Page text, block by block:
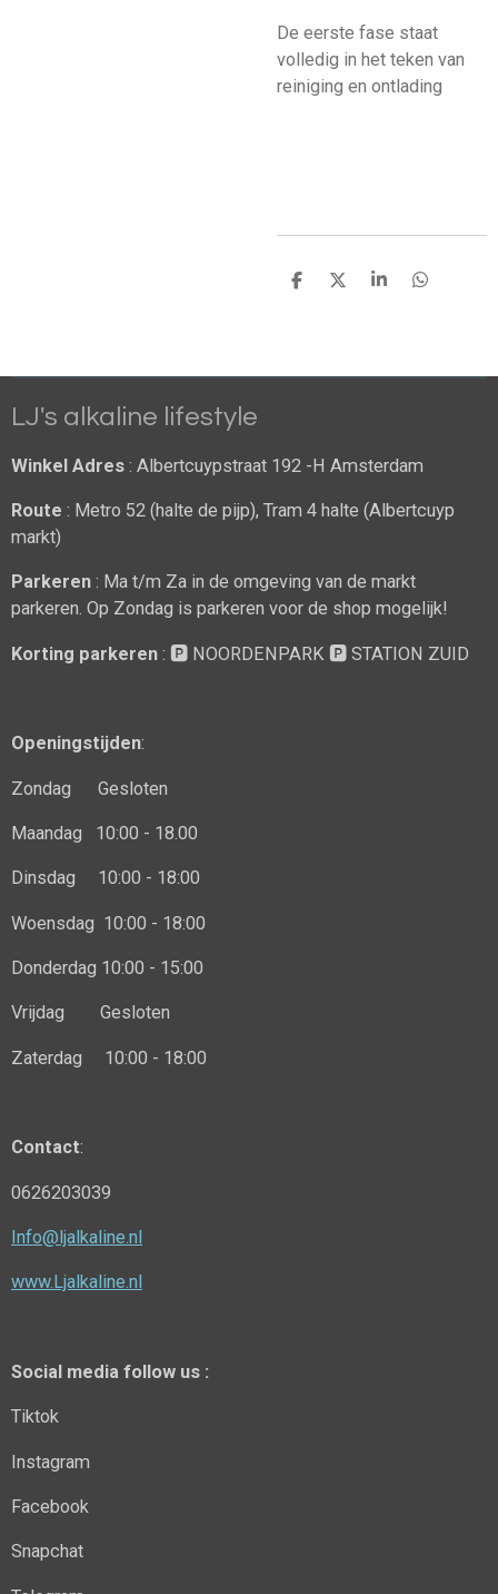
De eerste fase staat
volledig in het teken van
reiniging en ontlading
D
D
S
D
LJ's alkaline lifestyle
Winkel Adres : Albertcuypstraat 192 -H Amsterdam
Route : Metro 52 (halte de pijp), Tram 4 halte (Albertcuyp
markt)
Parkeren : Ma t/m Za in de omgeving van de markt
parkeren. Op Zondag is parkeren voor de shop mogelijk!
Korting parkeren : 🅿️ NOORDENPARK 🅿️ STATION ZUID
Openingstijden:
Zondag Gesloten
Maandag 10:00 - 18.00
Dinsdag 10:00 - 18:00
Woensdag 10:00 - 18:00
Donderdag 10:00 - 15:00
Vrijdag Gesloten
Zaterdag 10:00 - 18:00
Contact:
0626203039
Info@ljalkaline.nl
www.Ljalkaline.nl
Social media follow us :
Tiktok
Instagram
Facebook
Snapchat